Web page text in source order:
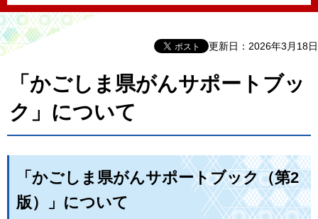
更新日：2026年3月18日
「かごしま県がんサポートブッ
ク」について
「かごしま県がんサポートブック（第2
版）」について